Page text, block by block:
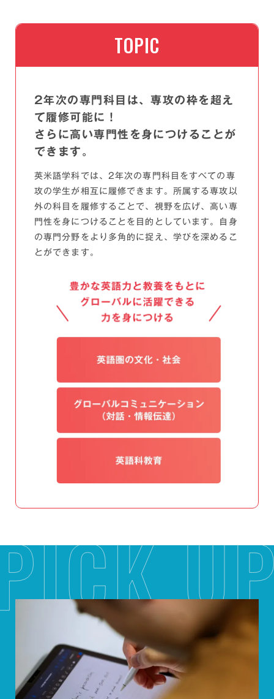
TOPIC
2年次の専門科目は、専攻の枠を超え
て履修可能に！
さらに高い専門性を身につけることが
できます。
英米語学科では、2年次の専門科目をすべての専
攻の学生が相互に履修できます。所属する専攻以
外の科目を履修することで、視野を広げ、高い専
門性を身につけることを目的としています。自身
の専門分野をより多角的に捉え、学びを深めるこ
とができます。